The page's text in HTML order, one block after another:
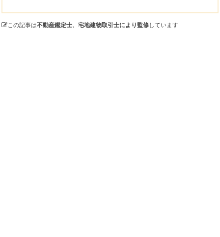
この記事は不動産鑑定士、宅地建物取引士により監修しています